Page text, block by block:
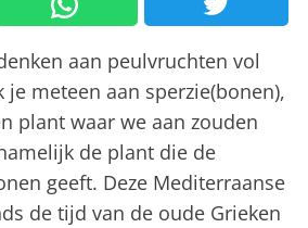
aan peulvruchten vol
meteen aan sperzie(bonen),
plant waar we aan zouden
de plant die de
geeft. Deze Mediterraanse
de tijd van de oude Grieken